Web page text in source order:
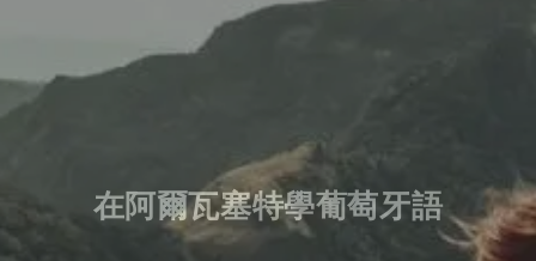
在阿爾瓦塞特學葡萄牙語